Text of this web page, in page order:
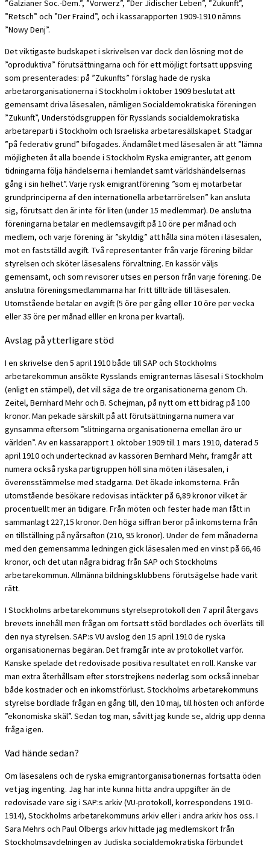
”Galzianer Soc.-Dem.”, ”Vorwerz”, ”Der Jidischer Leben”, ”Zukunft”,
”Retsch” och ”Der Fraind”, och i kassarapporten 1909-1910 nämns
”Nowy Denj”.
Det viktigaste budskapet i skrivelsen var dock den lösning mot de
”oproduktiva” förutsättningarna och för ett möjligt fortsatt uppsving
som presenterades: på ”Zukunfts” förslag hade de ryska
arbetarorganisationerna i Stockholm i oktober 1909 beslutat att
gemensamt driva läsesalen, nämligen Socialdemokratiska föreningen
”Zukunft”, Understödsgruppen för Rysslands socialdemokratiska
arbetareparti i Stockholm och Israeliska arbetaresällskapet. Stadgar
”på federativ grund” bifogades. Ändamålet med läsesalen är att ”lämna
möjligheten åt alla boende i Stockholm Ryska emigranter, att genom
tidningarna följa händelserna i hemlandet samt världshändelsernas
gång i sin helhet”. Varje rysk emigrantförening ”som ej motarbetar
grundprinciperna af den internationella arbetarrörelsen” kan ansluta
sig, förutsatt den är inte för liten (under 15 medlemmar). De anslutna
föreningarna betalar en medlemsavgift på 10 öre per månad och
medlem, och varje förening är ”skyldig” att hålla sina möten i läsesalen,
mot en fastställd avgift. Två representanter från varje förening bildar
styrelsen och sköter läsesalens förvaltning. En kassör väljs
gemensamt, och som revisorer utses en person från varje förening. De
anslutna föreningsmedlammarna har fritt tillträde till läsesalen.
Utomstående betalar en avgift (5 öre per gång elller 10 öre per vecka
eller 35 öre per månad elller en krona per kvartal).
Avslag på ytterligare stöd
I en skrivelse den 5 april 1910 både till SAP och Stockholms
arbetarekommun ansökte Rysslands emigranternas läsesal i Stockholm
(enligt en stämpel), det vill säga de tre organisationerna genom Ch.
Zeitel, Bernhard Mehr och B. Schejman, på nytt om ett bidrag på 100
kronor. Man pekade särskilt på att förutsättningarna numera var
gynsamma eftersom ”slitningarna organisationerna emellan äro ur
världen”. Av en kassarapport 1 oktober 1909 till 1 mars 1910, daterad 5
april 1910 och undertecknad av kassören Bernhard Mehr, framgår att
numera också ryska partigruppen höll sina möten i läsesalen, i
överensstämmelse med stadgarna. Det ökade inkomsterna. Från
utomstående besökare redovisas intäckter på 6,89 kronor vilket är
procentuellt mer än tidigare. Från möten och fester hade man fått in
sammanlagt 227,15 kronor. Den höga siffran beror på inkomsterna från
en tillställning på nyårsafton (210, 95 kronor). Under de fem månaderna
med den gemensamma ledningen gick läsesalen med en vinst på 66,46
kronor, och det utan några bidrag från SAP och Stockholms
arbetarekommun. Allmänna bildningsklubbens förutsägelse hade varit
rätt.
I Stockholms arbetarekommuns styrelseprotokoll den 7 april återgavs
brevets innehåll men frågan om fortsatt stöd bordlades och överläts till
den nya styrelsen. SAP:s VU avslog den 15 april 1910 de ryska
organisationernas begäran. Det framgår inte av protokollet varför.
Kanske spelade det redovisade positiva resultatet en roll. Kanske var
man extra återhållsam efter storstrejkens nederlag som också innebar
både kostnader och en inkomstförlust. Stockholms arbetarekommuns
styrelse bordlade frågan en gång till, den 10 maj, till hösten och anförde
”ekonomiska skäl”. Sedan tog man, såvitt jag kunde se, aldrig upp denna
fråga igen.
Vad hände sedan?
Om läsesalens och de ryska emigrantorganisationernas fortsatta öden
vet jag ingenting. Jag har inte kunna hitta andra uppgifter än de
redovisade vare sig i SAP:s arkiv (VU-protokoll, korrespondens 1910-
1914), Stockholms arbetarekommuns arkiv eller i andra arkiv hos oss. I
Sara Mehrs och Paul Olbergs arkiv hittade jag medlemskort från
Stockholmsavdelningen av Judiska socialdemokratiska förbundet